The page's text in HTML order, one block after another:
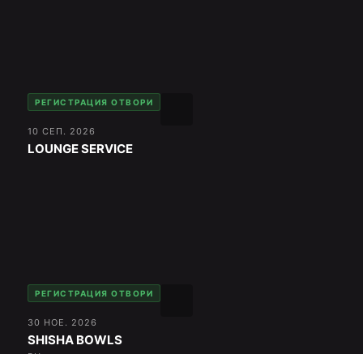
РЕГИСТРАЦИЯ ОТВОРИ
10 СЕП. 2026
LOUNGE SERVICE
РЕГИСТРАЦИЯ ОТВОРИ
30 НОЕ. 2026
SHISHA BOWLS